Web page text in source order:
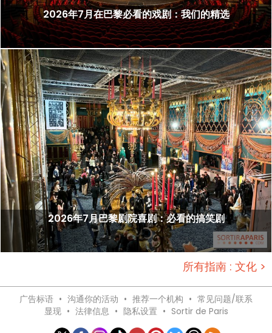
2026年7月在巴黎必看的戏剧：我们的精选
2026年7月巴黎剧院喜剧：必看的搞笑剧
所有指南 : 文化 >
广告标语 • 沟通你的活动 • 推荐一个机构 • 常见问题/联系
显现 • 法律信息 • 隐私设置 • Sortir de Paris